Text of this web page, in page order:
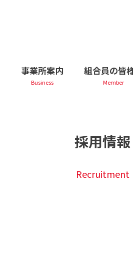
事業所案内 組合員の皆
採用情報
Recruitment